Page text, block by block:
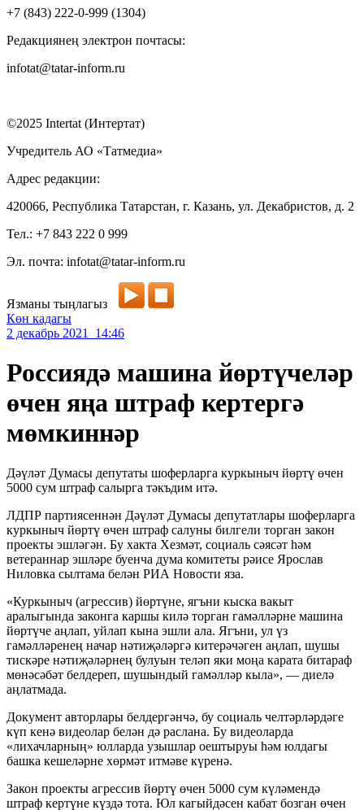
+7 (843) 222-0-999 (1304)
Редакциянең электрон почтасы:
infotat@tatar-inform.ru
©2025 Intertat (Интертат)
Учредитель АО «Татмедиа»
Адрес редакции:
420066, Республика Татарстан, г. Казань, ул. Декабристов, д. 2
Тел.: +7 843 222 0 999
Эл. почта: infotat@tatar-inform.ru
Язманы тыңлагыз
Көн кадагы
2 декабрь 2021 14:46
Россиядә машина йөртүчеләр
өчен яңа штраф кертергә
мөмкиннәр
Дәүләт Думасы депутаты шоферларга куркыныч йөртү өчен
5000 сум штраф салырга тәкъдим итә.
ЛДПР партиясеннән Дәүләт Думасы депутатлары шоферларга
куркыныч йөртү өчен штраф салуны билгели торган закон
проекты эшләгән. Бу хакта Хезмәт, социаль сәясәт һәм
ветераннар эшләре буенча дума комитеты рәисе Ярослав
Ниловка сылтама белән РИА Новости яза.
«Куркыныч (агрессив) йөртүне, ягъни кыска вакыт
аралыгында законга каршы килә торган гамәлләрне машина
йөртүче аңлап, уйлап кына эшли ала. Ягъни, ул үз
гамәлләренең начар нәтиҗәләргә китерәчәген аңлап, шушы
тискәре нәтиҗәләрнең булуын теләп яки моңа карата битараф
мөнәсәбәт белдереп, шушындый гамәлләр кыла», — диелә
аңлатмада.
Документ авторлары белдергәнчә, бу социаль челтәрләрдәге
күп кенә видеолар белән дә раслана. Бу видеоларда
«лихачларның» юлларда узышлар оештыруы һәм юлдагы
башка кешеләрне хөрмәт итмәве күренә.
Закон проекты агрессив йөртү өчен 5000 сум күләмендә
штраф кертүне күздә тота. Юл кагыйдәсен кабат бозган өчен